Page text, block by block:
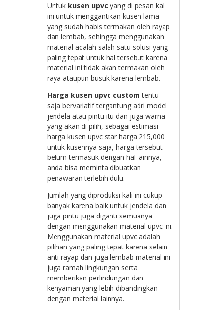
Untuk kusen upvc yang di pesan kali
ini untuk menggantikan kusen lama
yang sudah habis termakan oleh rayap
dan lembab, sehingga menggunakan
material adalah salah satu solusi yang
paling tepat untuk hal tersebut karena
material ini tidak akan termakan oleh
raya ataupun busuk karena lembab.
Harga kusen upvc customtentu
saja bervariatif tergantung adri model
jendela atau pintu itu dan juga warna
yang akan di pilih, sebagai estimasi
harga kusen upvc star harga 215,000
untuk kusennya saja, harga tersebut
belum termasuk dengan hal lainnya,
anda bisa meminta dibuatkan
penawaran terlebih dulu.
Jumlah yang diproduksi kali ini cukup
banyak karena baik untuk jendela dan
juga pintu juga diganti semuanya
dengan menggunakan material upvc ini.
Menggunakan material upvc adalah
pilihan yang paling tepat karena selain
anti rayap dan juga lembab material ini
juga ramah lingkungan serta
memberikan perlindungan dan
kenyaman yang lebih dibandingkan
dengan material lainnya.